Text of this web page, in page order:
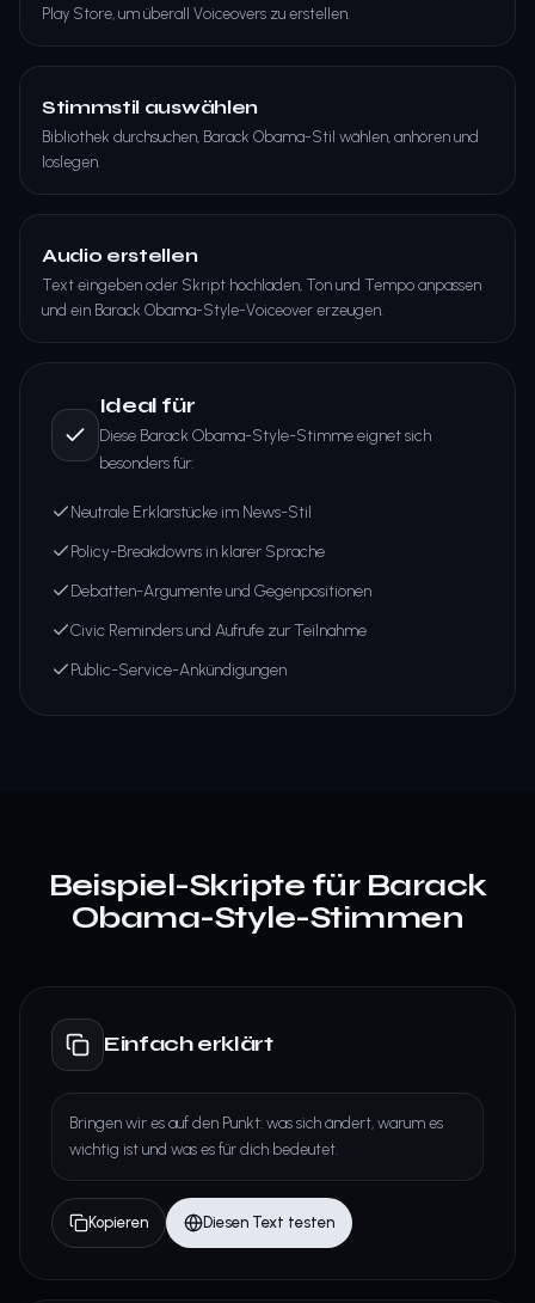
Play Store, um überall Voiceovers zu erstellen.
Stimmstil auswählen
Bibliothek durchsuchen, Barack Obama-Stil wählen, anhören und
loslegen.
Audio erstellen
Text eingeben oder Skript hochladen, Ton und Tempo anpassen
und ein Barack Obama-Style-Voiceover erzeugen.
Ideal für
Diese Barack Obama-Style-Stimme eignet sich
besonders für:
Neutrale Erklärstücke im News-Stil
Policy-Breakdowns in klarer Sprache
Debatten-Argumente und Gegenpositionen
Civic Reminders und Aufrufe zur Teilnahme
Public-Service-Ankündigungen
Beispiel-Skripte für Barack
Obama-Style-Stimmen
Einfach erklärt
Bringen wir es auf den Punkt: was sich ändert, warum es
wichtig ist und was es für dich bedeutet.
Kopieren Diesen Text testen